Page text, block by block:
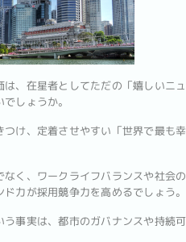
は、在星者としてただの「嬉しいニ
しょうか。
け、定着させやすい「世界で最も
く、ワークライフバランスや社会
力が採用競争力を高めるでしょう。
事実は、都市のガバナンスや持続